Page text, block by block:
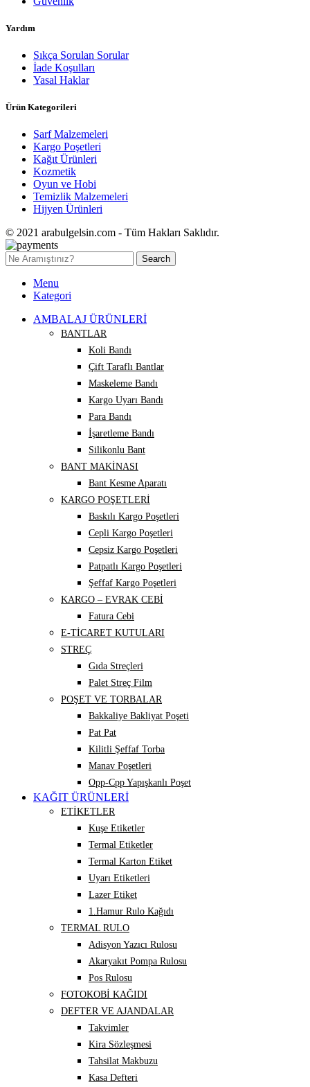
Yardım
Sıkça Sorulan Sorular
İade Koşulları
Yasal Haklar
Ürün Kategorileri
Sarf Malzemeleri
Kargo Poşetleri
Kağıt Ürünleri
Kozmetik
Oyun ve Hobi
Temizlik Malzemeleri
Hijyen Ürünleri
© 2021 arabulgelsin.com - Tüm Hakları Saklıdır.
Search
Menu
Kategori
AMBALAJ ÜRÜNLERİ
BANTLAR
Koli Bandı
Çift Taraflı Bantlar
Maskeleme Bandı
Kargo Uyarı Bandı
Para Bandı
İşaretleme Bandı
Silikonlu Bant
BANT MAKİNASI
Bant Kesme Aparatı
KARGO POŞETLERİ
Baskılı Kargo Poşetleri
Cepli Kargo Poşetleri
Cepsiz Kargo Poşetleri
Patpatlı Kargo Poşetleri
Şeffaf Kargo Poşetleri
KARGO – EVRAK CEBİ
Fatura Cebi
E-TİCARET KUTULARI
STREÇ
Gıda Streçleri
Palet Streç Film
POŞET VE TORBALAR
Bakkaliye Bakliyat Poşeti
Pat Pat
Kilitli Şeffaf Torba
Manav Poşetleri
Opp-Cpp Yapışkanlı Poşet
KAĞIT ÜRÜNLERİ
ETİKETLER
Kuşe Etiketler
Termal Etiketler
Termal Karton Etiket
Uyarı Etiketleri
Lazer Etiket
1.Hamur Rulo Kağıdı
TERMAL RULO
Adisyon Yazıcı Rulosu
Akaryakıt Pompa Rulosu
Pos Rulosu
FOTOKOBİ KAĞIDI
DEFTER VE AJANDALAR
Takvimler
Kira Sözleşmesi
Tahsilat Makbuzu
Kasa Defteri